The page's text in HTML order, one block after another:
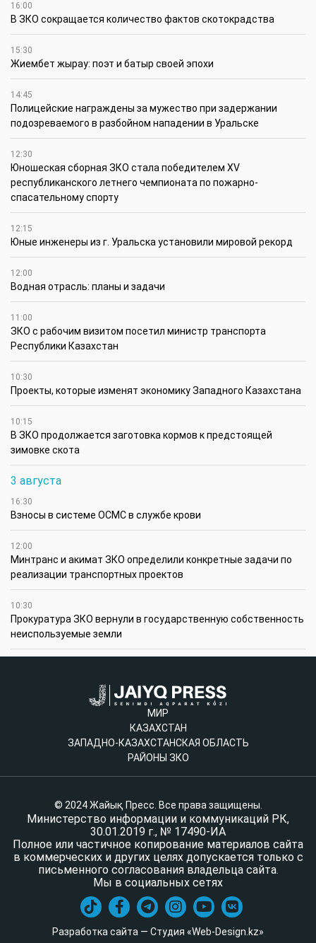
16:00
В ЗКО сокращается количество фактов скотокрадства
15:30
Жиембет жырау: поэт и батыр своей эпохи
14:45
Полицейские награждены за мужество при задержании
подозреваемого в разбойном нападении в Уральске
12:30
Юношеская сборная ЗКО стала победителем XV
республиканского летнего чемпионата по пожарно-
спасательному спорту
12:15
Юные инженеры из г. Уральска установили мировой рекорд
12:00
Водная отрасль: планы и задачи
11:00
ЗКО с рабочим визитом посетил министр транспорта
Республики Казахстан
10:30
Проекты, которые изменят экономику Западного Казахстана
10:15
В ЗКО продолжается заготовка кормов к предстоящей
зимовке скота
3 августа
16:30
Взносы в системе ОСМС в службе крови
12:00
Минтранс и акимат ЗКО определили конкретные задачи по
реализации транспортных проектов
10:30
Прокуратура ЗКО вернули в государственную собственность
неиспользуемые земли
МИР
КАЗАХСТАН
ЗАПАДНО-КАЗАХСТАНСКАЯ ОБЛАСТЬ
РАЙОНЫ ЗКО
© 2024 Жайық Пресс. Все права защищены.
Министерство информации и коммуникаций РК,
30.01.2019 г., № 17490-ИА
Полное или частичное копирование материалов сайта
в коммерческих и других целях допускается только с
письменного согласования владельца сайта.
Мы в социальных сетях
Разработка сайта — Студия «Web-Design.kz»